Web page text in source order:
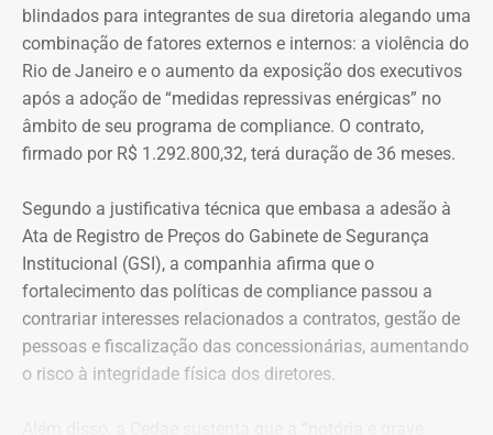
blindados para integrantes de sua diretoria alegando uma
combinação de fatores externos e internos: a violência do
Rio de Janeiro e o aumento da exposição dos executivos
após a adoção de “medidas repressivas enérgicas” no
âmbito de seu programa de compliance. O contrato,
firmado por R$ 1.292.800,32, terá duração de 36 meses.
Segundo a justificativa técnica que embasa a adesão à
Ata de Registro de Preços do Gabinete de Segurança
Institucional (GSI), a companhia afirma que o
fortalecimento das políticas de compliance passou a
contrariar interesses relacionados a contratos, gestão de
pessoas e fiscalização das concessionárias, aumentando
o risco à integridade física dos diretores.